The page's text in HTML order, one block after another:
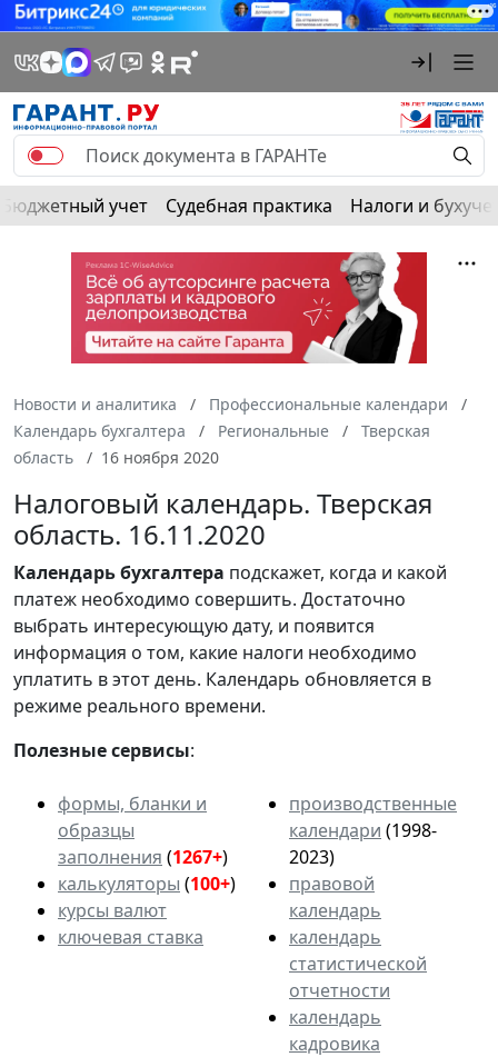
Бюджетный учет Судебная практика Налоги и
Новости и аналитика
Профессиональные календари
Календарь бухгалтера
Региональные
Тверская
область
16 ноября 2020
Налоговый календарь. Тверская
область. 16.11.2020
Календарьбухгалтера подскажет, когда и какой
платеж необходимо совершить. Достаточно
выбрать интересующую дату, и появится
информация о том, какие налоги необходимо
уплатить в этот день. Календарь обновляется в
режиме реального времени.
Полезные сервисы:
формы, бланки и
образцы
заполнения (1267+)
калькуляторы (100+)
курсы валют
ключевая ставка
производственные
календари (1998-
2023)
правовой
календарь
календарь
статистической
отчетности
календарь
кадровика